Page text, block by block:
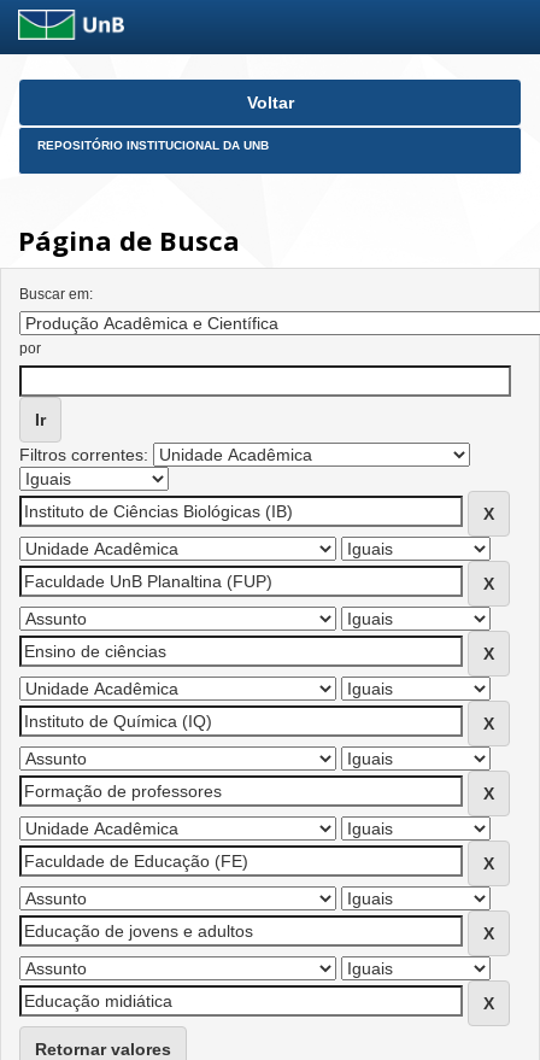
Skip
Voltar
REPOSITÓRIO INSTITUCIONAL DA UNB
Página de Busca
Buscar em:
por
Filtros correntes:
Retornar valores